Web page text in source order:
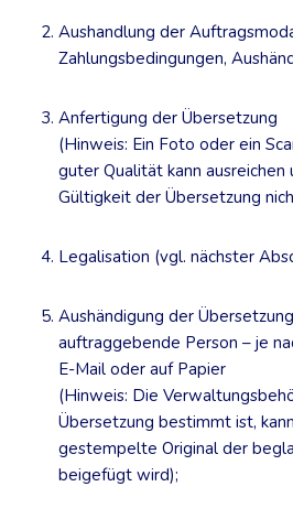
Aushandlung der
Zahlungsbedingungen,
Anfertigung der Übersetzung
(Hinweis: Ein Foto oder ein
guter Qualität kann
Gültigkeit der Übersetzung
Legalisation (vgl. nächster
Aushändigung der
auftraggebende Person – je
E-Mail oder auf Papier
(Hinweis: Die
Übersetzung bestimmt ist,
gestempelte Original der
beigefügt wird);